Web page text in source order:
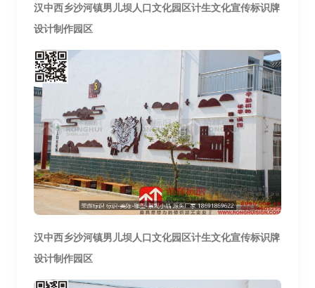
汉中西乡沙河镇男儿坝人 口文化园区计生文化宣传标识牌
设计制作园区
汉中西乡沙河镇男儿坝人 口文化园区计生文化宣传标识牌
设计制作园区